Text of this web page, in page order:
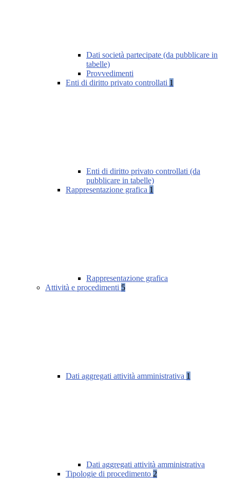
Dati società partecipate (da pubblicare in
tabelle)
Provvedimenti
Enti di diritto privato controllati 1
Enti di diritto privato controllati (da
pubblicare in tabelle)
Rappresentazione grafica 1
Rappresentazione grafica
Attività e procedimenti 5
Dati aggregati attività amministrativa 1
Dati aggregati attività amministrativa
Tipologie di procedimento 2